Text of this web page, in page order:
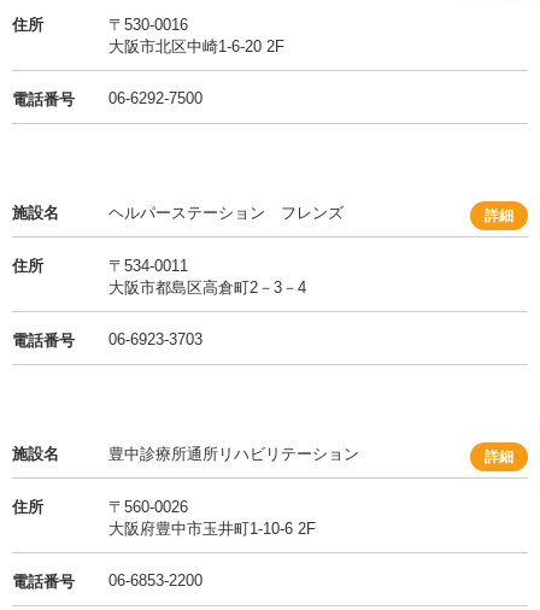
住所
〒530-0016
大阪市北区中崎1-6-20 2F
電話番号 06-6292-7500
施設名 ヘルパーステーション フレンズ 詳細
住所
〒534-0011
大阪市都島区高倉町2－3－4
電話番号 06-6923-3703
施設名 豊中診療所通所リハビリテーション 詳細
住所
〒560-0026
大阪府豊中市玉井町1-10-6 2F
電話番号 06-6853-2200